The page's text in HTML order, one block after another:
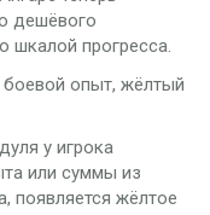
дешёвого
шкалой прогресса.
опыт, жёлтый
у игрока
или суммы из
появляется жёлтое